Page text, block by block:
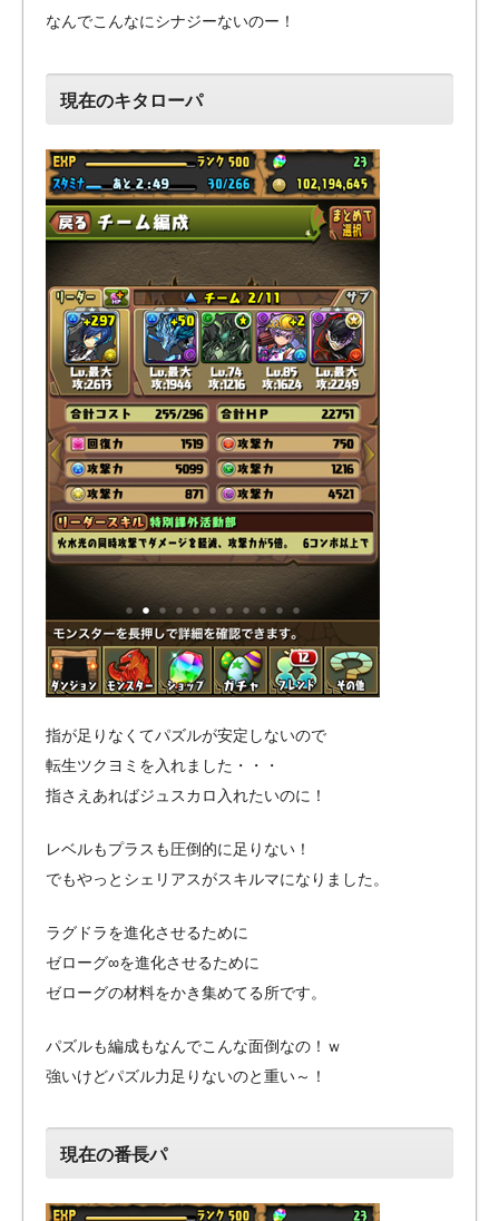
なんでこんなにシナジーないのー！
現在のキタローパ
指が足りなくてパズルが安定しないので
転生ツクヨミを入れました・・・
指さえあればジュスカロ入れたいのに！
レベルもプラスも圧倒的に足りない！
でもやっとシェリアスがスキルマになりました。
ラグドラを進化させるために
ゼローグ∞を進化させるために
ゼローグの材料をかき集めてる所です。
パズルも編成もなんでこんな面倒なの！ｗ
強いけどパズル力足りないのと重い～！
現在の番長パ